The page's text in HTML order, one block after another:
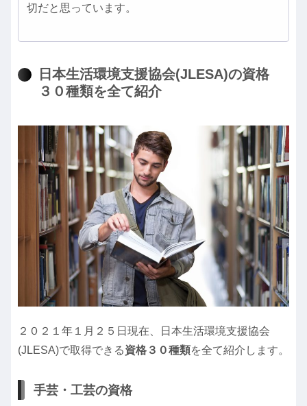
切だと思っています。
日本生活環境支援協会(JLESA)の資格
３０種類を全て紹介
２０２１年１月２５日現在、日本生活環境支援協会
(JLESA)で取得できる資格３０種類を全て紹介します。
手芸・工芸の資格